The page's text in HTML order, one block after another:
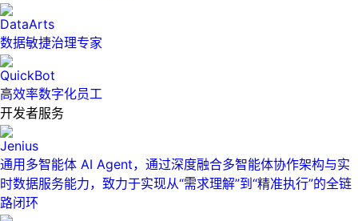
DataArts
数据敏捷治理专家
QuickBot
高效率数字化员工
开发者服务
Jenius
通用多智能体 AI Agent，通过深度融合多智能体协作架构与实
时数据服务能力，致力于实现从“需求理解”到“精准执行”的全链
路闭环